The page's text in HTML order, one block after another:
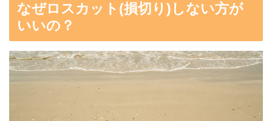
なぜロスカット(損切り)しない方が
いいの？